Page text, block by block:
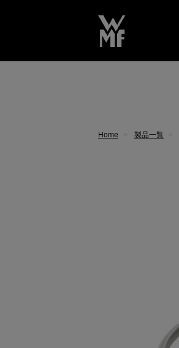
Home 製品一覧